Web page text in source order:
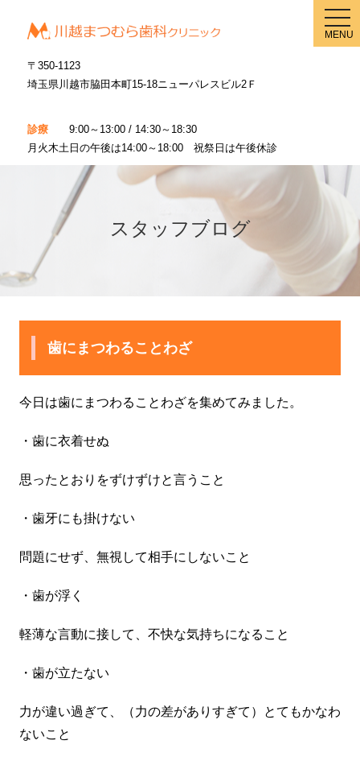
メ
ニ
ュ
ー
MENU
〒350-1123
埼玉県川越市脇田本町15-18ニューパレスビル2Ｆ
診療 9:00～13:00 / 14:30～18:30
月火木土日の午後は14:00～18:00 祝祭日は午後休診
スタッフブログ
歯にまつわることわざ
今日は歯にまつわることわざを集めてみました。
・歯に衣着せぬ
思ったとおりをずけずけと言うこと
・歯牙にも掛けない
問題にせず、無視して相手にしないこと
・歯が浮く
軽薄な言動に接して、不快な気持ちになること
・歯が立たない
力が違い過ぎて、（力の差がありすぎて）とてもかなわ
ないこと